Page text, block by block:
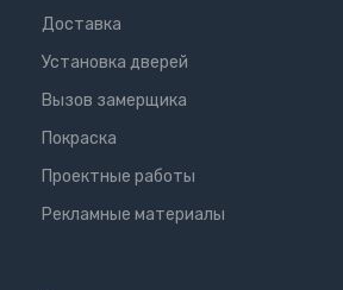
Доставка
Установка дверей
Вызов замерщика
Покраска
Проектные работы
Рекламные материалы